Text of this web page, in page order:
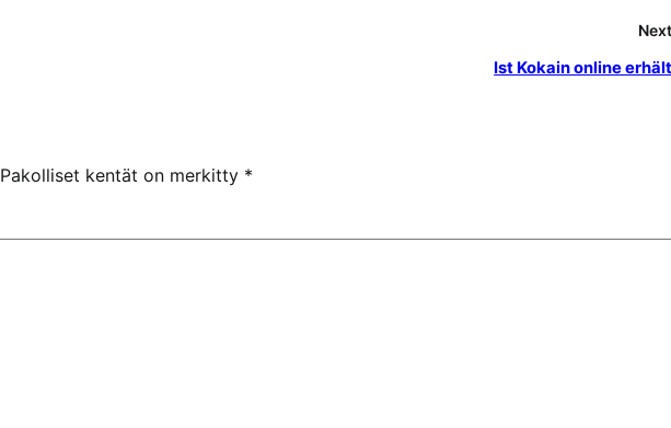
p
Ist Kokain online
Pakolliset kentät on merkitty *